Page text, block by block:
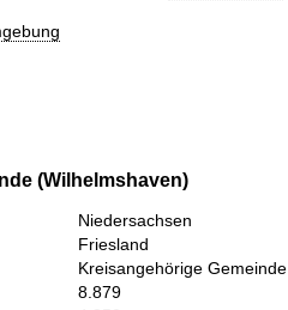
(Wilhelmshaven)
Niedersachsen
Friesland
Kreisangehörige Gemeinde
8.879